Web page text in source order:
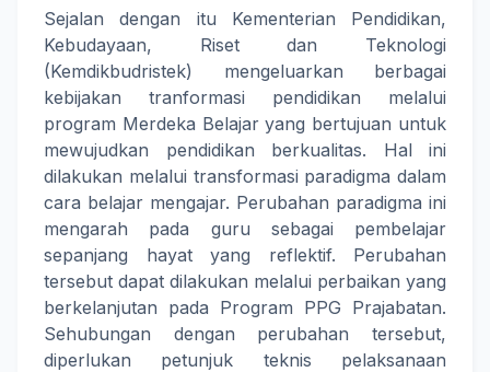
Sejalan dengan itu Kementerian Pendidikan,
Kebudayaan, Riset dan Teknologi
(Kemdikbudristek) mengeluarkan berbagai
kebijakan tranformasi pendidikan melalui
program Merdeka Belajar yang bertujuan untuk
mewujudkan pendidikan berkualitas. Hal ini
dilakukan melalui transformasi paradigma dalam
cara belajar mengajar. Perubahan paradigma ini
mengarah pada guru sebagai pembelajar
sepanjang hayat yang reflektif. Perubahan
tersebut dapat dilakukan melalui perbaikan yang
berkelanjutan pada Program PPG Prajabatan.
Sehubungan dengan perubahan tersebut,
diperlukan petunjuk teknis pelaksanaan